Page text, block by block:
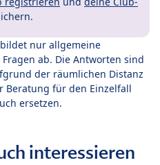
nur allgemeine
ab. Die Antworten sind
der räumlichen Distanz
Beratung für den Einzelfall
ersetzen.
interessieren